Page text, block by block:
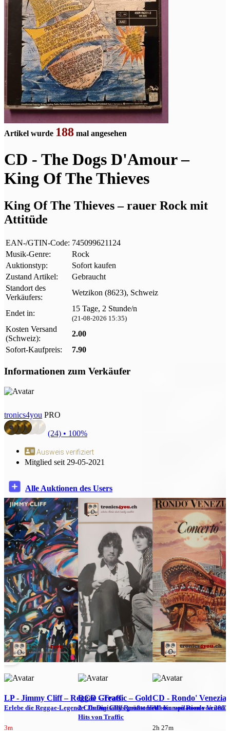
Artikel wurde 188 mal angesehen
CD - The Dogs D'Amour –
King Of The Thieves
King Of The Thieves – rauer Rock mit
Attitüde
EAN-/GTIN-Code: 745099621124
Musik-Genre:
Rock
Auktionstyp:
Sofort kaufen
Zustand Artikel:
Gebraucht
Standort des
Verkäufers:
Wetzikon (8623), Schweiz
Endet in:
15 Tage, 2 Stunde/n
(21-08-2026 15:35)
Kosten Versand
(Schweiz):
2.00
Sofort-Kaufpreis:
7.90
Informationen zum Verkäufer
tronics4you PRO
(24) • 100%
Ausweis verifiziert
Mitglied seit 29-05-2021
Alle Auktionen des Users
LP - Jimmy Cliff ‎– Reggae Greats
Erlebe die Reggae-Legende: Jimmy Cliffs größte Hits!
3m
DCD - Traffic – Gold
2 CDs Digitally Remastered - Kompilation von
Hits von Traffic
CD - Rondo'
Album von Rondo
2h 27m